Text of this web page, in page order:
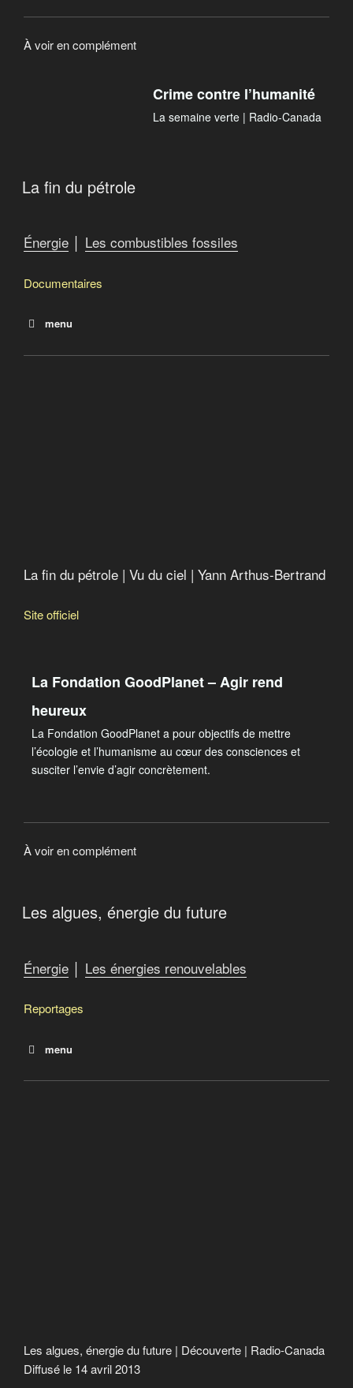
À voir en complément
Crime contre l’humanité
La semaine verte | Radio-Canada
La fin du pétrole
Énergie │ Les combustibles fossiles
Documentaires
menu
La fin du pétrole | Vu du ciel | Yann Arthus-Bertrand
Site officiel
La Fondation GoodPlanet – Agir rend
heureux
La Fondation GoodPlanet a pour objectifs de mettre
l’écologie et l’humanisme au cœur des consciences et
susciter l’envie d’agir concrètement.
À voir en complément
Les algues, énergie du future
Énergie │ Les énergies renouvelables
Reportages
menu
Les algues, énergie du future | Découverte | Radio-Canada
Diffusé le 14 avril 2013